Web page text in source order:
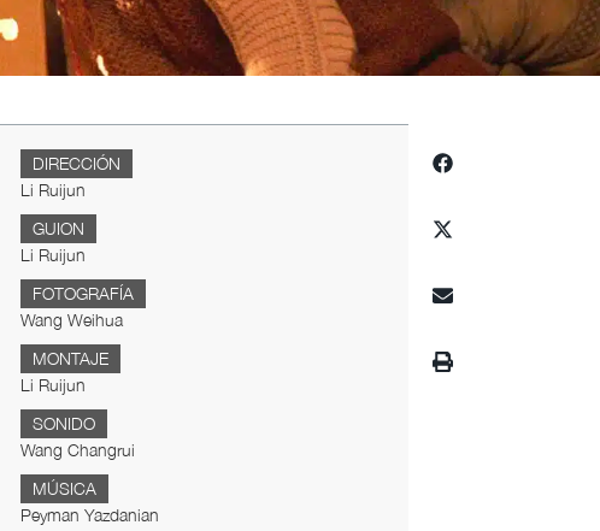
DIRECCIÓN
Li Ruijun
GUION
Li Ruijun
FOTOGRAFÍA
Wang Weihua
MONTAJE
Li Ruijun
SONIDO
Wang Changrui
MÚSICA
Peyman Yazdanian